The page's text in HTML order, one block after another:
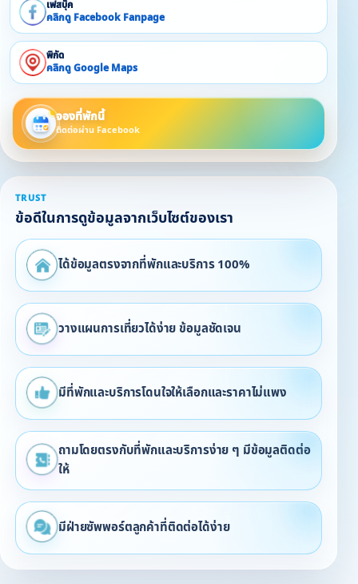
เฟสบุ๊ค
คลิกดู Facebook Fanpage
พิกัด
คลิกดู Google Maps
จองที่พักนี้
ติดต่อผ่าน Facebook
TRUST
ข้อดีในการดูข้อมูลจากเว็บไซต์ของเรา
ได้ข้อมูลตรงจากที่พักและบริการ 100%
วางแผนการเที่ยวได้ง่าย ข้อมูลชัดเจน
มีที่พักและบริการโดนใจให้เลือกและราคาไม่แพง
ถามโดยตรงกับที่พักและบริการง่าย ๆ มีข้อมูลติดต่อ
ให้
มีฝ่ายซัพพอร์ตลูกค้าที่ติดต่อได้ง่าย